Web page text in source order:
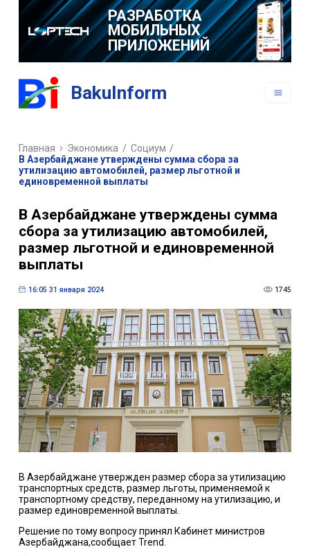
РАЗРАБОТКА
МОБИЛЬНЫХ
ПРИЛОЖЕНИЙ
BakuInform
Главная Экономика / Социум /
В Азербайджане утверждены сумма сбора за
утилизацию автомобилей, размер льготной и
единовременной выплаты
В Азербайджане утверждены сумма
сбора за утилизацию автомобилей,
размер льготной и единовременной
выплаты
16:05 31 января 2024 1745
В Азербайджане утвержден размер сбора за утилизацию
транспортных средств, размер льготы, применяемой к
транспортному средству, переданному на утилизацию, и
размер единовременной выплаты.
Решение по тому вопросу принял Кабинет министров
Азербайджана,сообщает Trend.